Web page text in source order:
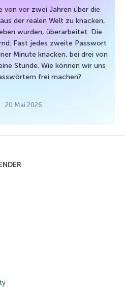
von vor zwei Jahren über die
der realen Welt zu knacken,
wurden, überarbeitet. Die
Fast jedes zweite Passwort
Minute knacken, bei drei von
Stunde. Wie können wir uns
frei machen?
20 Mai 2026